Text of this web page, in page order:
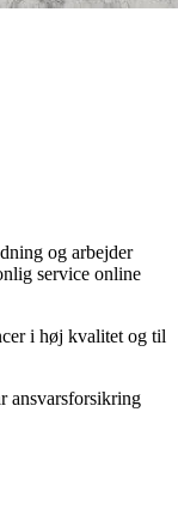
og arbejder
service online
i høj kvalitet og til
ansvarsforsikring